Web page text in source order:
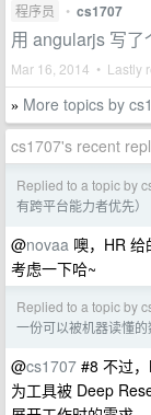
程序员 • cs1707
用 angularjs 写了
Mar 16, 2014 • Lastly
» More topics by
cs1707's recent
Replied to a topic by
有跨平台能力者优先）
@novaa 噢，HR
考虑一下哈~
Replied to a topic by
一份可以被机器读懂
@cs1707 #8 不过
为工具被 Deep